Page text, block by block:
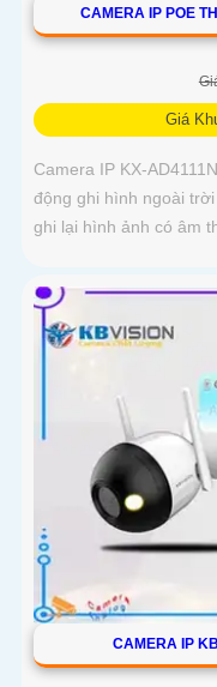
CAMERA IP POE
Giá
Camera IP KX-
động ghi hình ngoài
ghi lại hình ảnh có âm
CAMERA IP